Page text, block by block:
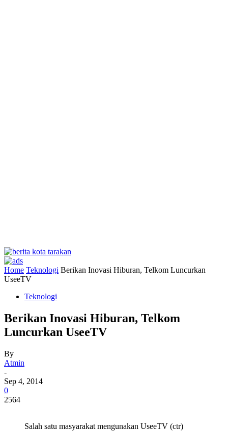
Home Teknologi Berikan Inovasi Hiburan, Telkom Luncurkan
UseeTV
Teknologi
Berikan Inovasi Hiburan, Telkom
Luncurkan UseeTV
By
Atmin
-
Sep 4, 2014
0
2564
Salah satu masyarakat mengunakan UseeTV (ctr)